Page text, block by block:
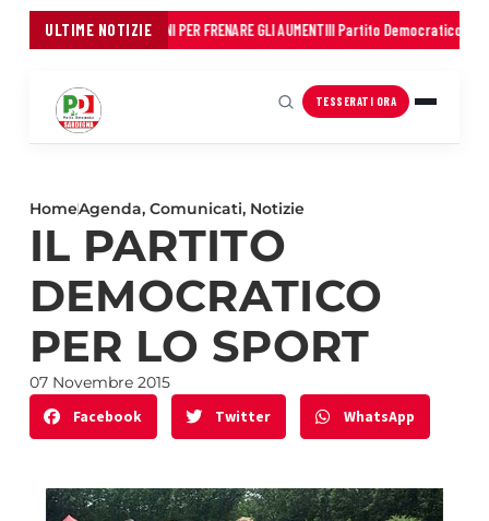
ULTIME NOTIZIE
45 MILIONI IN TRE ANNI PER FRENARE GLI AUMENTIIl Partito Democratico della
TESSERATI ORA
HomeAgenda, Comunicati, Notizie
IL PARTITO
DEMOCRATICO
PER LO SPORT
07 Novembre 2015
Facebook Twitter WhatsApp